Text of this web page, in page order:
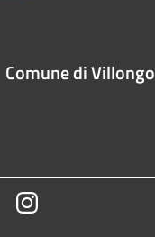
Comune di Villongo
YoutubeInstagram